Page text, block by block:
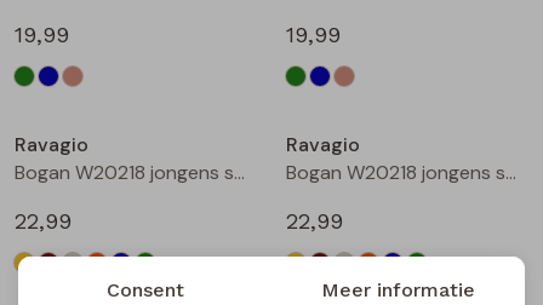
19,99
19,99
Ravagio
Bogan W20218 jongens sweatshirt Geel
22,99
Ravagio
Bogan W20218 jongens sweatshirt Beige
22,99
Consent Meer informatie